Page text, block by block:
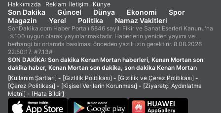
Hakkımızda Reklam İletişim Künye
Son Dakika Güncel Dünya Ekonomi
Spor
Magazin
Yerel Politika Namaz Vakitleri
SonDakika.com Haber Portalı 5846 sayılı Fikir ve Sanat Eserleri Kanunu'na
%100 uygun olarak yayınlanmaktadır. Haberlerin yeniden yayımı ve
herhangi bir ortamda basılması önceden yazılı izin gerektirir. 8.08.2026
22:50:17. #7.13#
SON DAKİKA: Son dakika Kenan Mortan haberleri, Kenan Mortan son
dakika haber, Kenan Mortan son dakika, son dakika Kenan Mortan
[Kullanım Şartları] - [Gizlilik Politikası] - [Gizlilik ve Çerez Politikası] -
[Çerez Politikası] - [Kişisel Verilerin Korunması] - [Ziyaretçi Aydınlatma
Metni] - [Hata Bildir]